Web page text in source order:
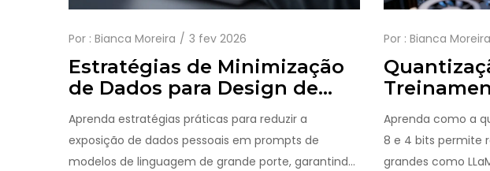
Por : Bianca Moreira 3 fev 2026
Estratégias de Minimização
de Dados para Design de
Prompts em Modelos de
Linguagem de Grande Porte
Aprenda estratégias práticas para reduzir a
exposição de dados pessoais em prompts de
modelos de linguagem de grande porte, garantindo
Por : Bianca Moreira
de
e 4 Bits
Aprenda como a
8 e 4 bits permite
grandes como